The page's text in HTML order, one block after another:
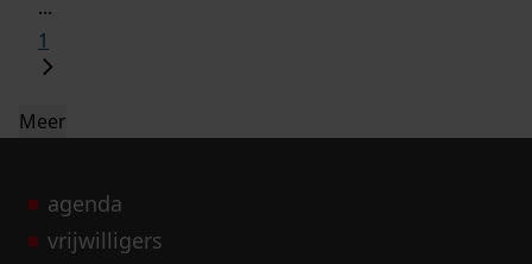
...
1
Meer
agenda
vrijwilligers